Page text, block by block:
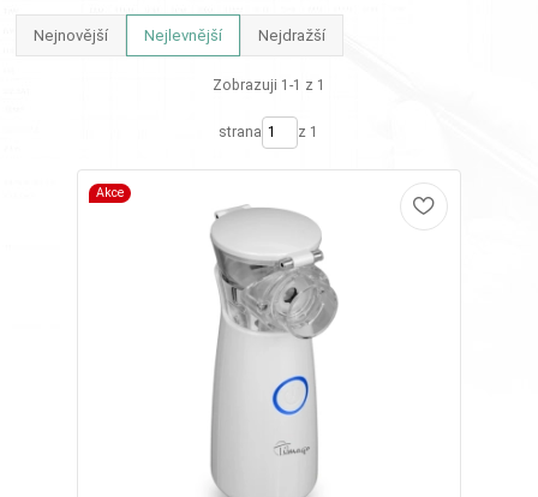
Nejnovější Nejlevnější Nejdražší
Zobrazuji 1-1 z 1
strana z 1
Akce